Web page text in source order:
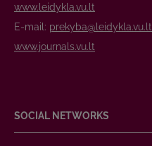
www.leidykla.vu.lt
E-mail: prekyba@leidykla.vu.lt
www.journals.vu.lt
SOCIAL NETWORKS